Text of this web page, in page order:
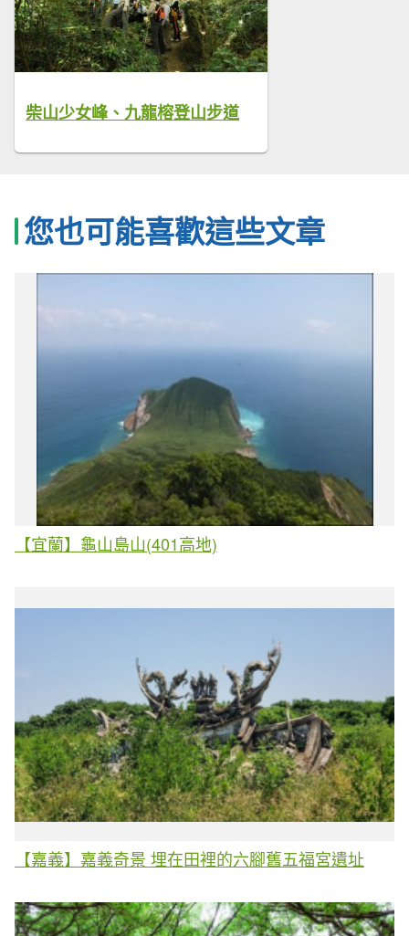
柴山少女峰、九龍榕登山步道
您也可能喜歡這些文章
【宜蘭】龜山島山(401高地)
【嘉義】嘉義奇景 埋在田裡的六腳舊五福宮遺址